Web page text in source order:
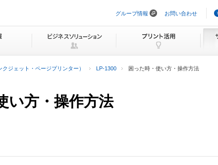
ビ
ョ
ッ
プ
グループ情報 お問い合わせ
ジェット・ページプリンター） LP-1300 困った時・使い方・操作方法
い方・操作方法